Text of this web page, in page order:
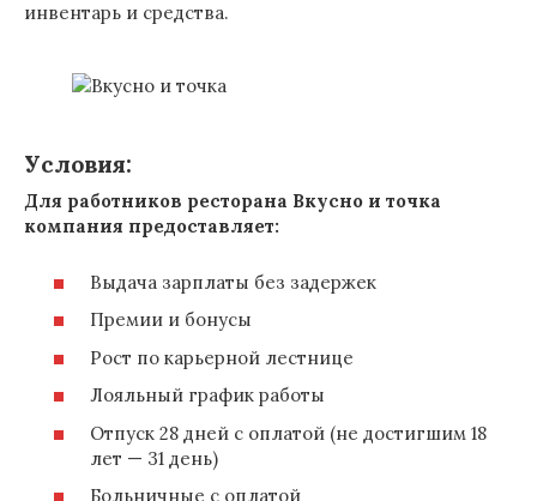
инвентарь и средства.
Условия:
Для работников ресторана Вкусно и точка
компания предоставляет:
Выдача зарплаты без задержек
Премии и бонусы
Рост по карьерной лестнице
Лояльный график работы
Отпуск 28 дней с оплатой (не достигшим 18
лет — 31 день)
Больничные с оплатой